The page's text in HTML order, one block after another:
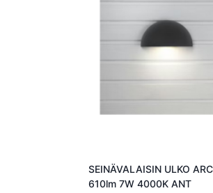
SEINÄVALAISIN ULKO
610lm 7W 4000K ANT